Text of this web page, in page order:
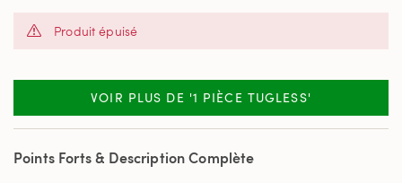
notation
la
Produit épuisé
VOIR PLUS DE '1 PIÈCE TUGLESS'
Points Forts & Description Complète